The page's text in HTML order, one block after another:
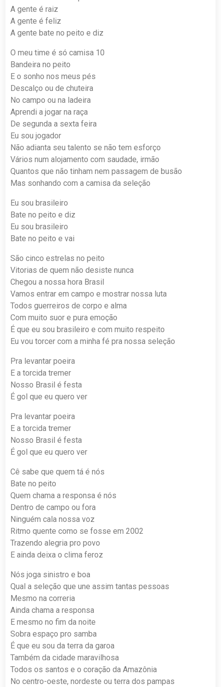
A gente é raiz
A gente é feliz
A gente bate no peito e diz
O meu time é só camisa 10
Bandeira no peito
E o sonho nos meus pés
Descalço ou de chuteira
No campo ou na ladeira
Aprendi a jogar na raça
De segunda a sexta feira
Eu sou jogador
Não adianta seu talento se não tem esforço
Vários num alojamento com saudade, irmão
Quantos que não tinham nem passagem de busão
Mas sonhando com a camisa da seleção
Eu sou brasileiro
Bate no peito e diz
Eu sou brasileiro
Bate no peito e vai
São cinco estrelas no peito
Vitorias de quem não desiste nunca
Chegou a nossa hora Brasil
Vamos entrar em campo e mostrar nossa luta
Todos guerreiros de corpo e alma
Com muito suor e pura emoção
É que eu sou brasileiro e com muito respeito
Eu vou torcer com a minha fé pra nossa seleção
Pra levantar poeira
E a torcida tremer
Nosso Brasil é festa
É gol que eu quero ver
Pra levantar poeira
E a torcida tremer
Nosso Brasil é festa
É gol que eu quero ver
Cê sabe que quem tá é nós
Bate no peito
Quem chama a responsa é nós
Dentro de campo ou fora
Ninguém cala nossa voz
Ritmo quente como se fosse em 2002
Trazendo alegria pro povo
E ainda deixa o clima feroz
Nós joga sinistro e boa
Qual a seleção que une assim tantas pessoas
Mesmo na correria
Ainda chama a responsa
E mesmo no fim da noite
Sobra espaço pro samba
É que eu sou da terra da garoa
Também da cidade maravilhosa
Todos os santos e o coração da Amazônia
No centro-oeste, nordeste ou terra dos pampas